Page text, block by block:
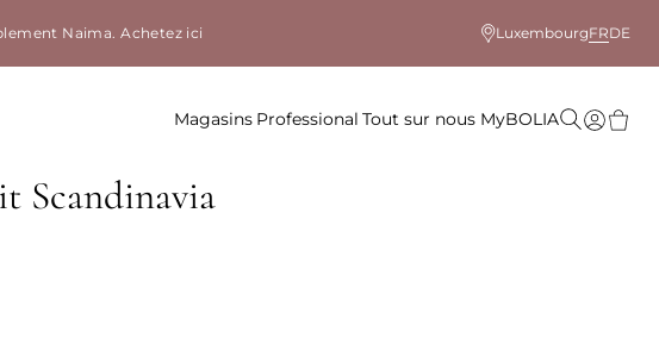
Naima.Achetez ici LuxembourgFRDE
Magasins Professional Tout sur nous MyBOLIA
Scandinavia